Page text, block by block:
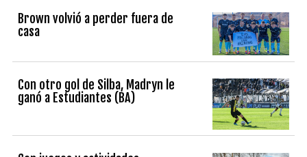
Brown volvió a perder fuera de
casa
Con otro gol de Silba, Madryn le
ganó a Estudiantes (BA)